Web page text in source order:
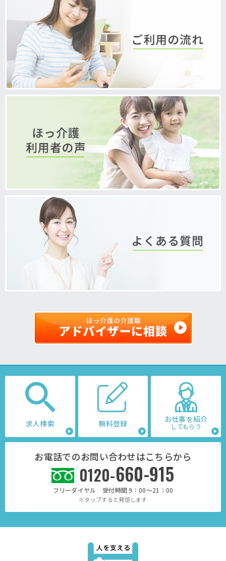
求人検索 無料登録 お仕事を紹介
してもらう
お電話でのお問い合わせはこちらから
0120-660-915
フリーダイヤル 受付時間 9：00～21：00
※タップすると発信します